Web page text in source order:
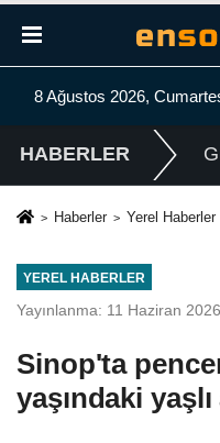
8 Ağustos 2026,
HABERLER
Haberler Yerel Haberler
YEREL HABERLER
Yayınlanma: 11 Haziran
Sinop'ta
yaşındaki